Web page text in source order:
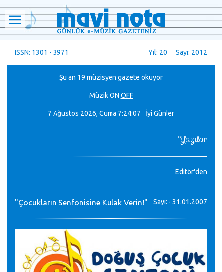
ISSN: 1301 - 3971 Yıl: 20 Sayı: 2012
Şu an 19 müzisyen gazete okuyor
MüzikON OFF
7 Ağustos 2026, Cuma 7:24:08 İyi Günler
Yazılar
Editör'den
"Çocukların Senfonisine Kulak Verin!" Sayı: - 31.01.2007